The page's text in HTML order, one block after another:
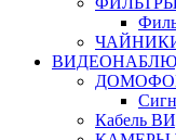
ЧАЙНИКИ
Кабель